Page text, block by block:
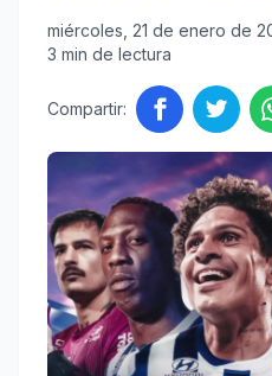
miércoles, 21 de enero de
3 min de lectura
Compartir: